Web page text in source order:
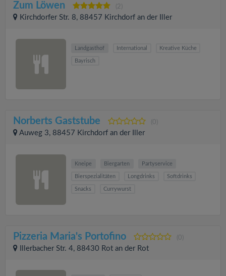
Zum Löwen (2)
Kirchdorfer Str. 8, 88457 Kirchdorf an der Iller
Landgasthof International Kreative Küche
Bayrisch
Norberts Gaststube (0)
Auweg 3, 88457 Kirchdorf an der Iller
Kneipe Biergarten Partyservice
Bierspezialitäten Longdrinks Softdrinks
Snacks Currywurst
Pizzeria Maria's Portofino (0)
Illerbacher Str. 4, 88430 Rot an der Rot